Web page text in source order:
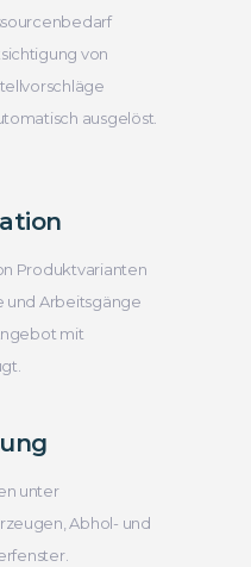
von
ausgelöst.
Produktvarianten
und Arbeitsgänge
mit
unter
Abhol- und